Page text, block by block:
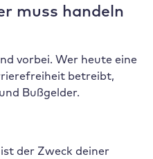
muss handeln
vorbei. Wer heute eine
betreibt,
Bußgelder.
der Zweck deiner